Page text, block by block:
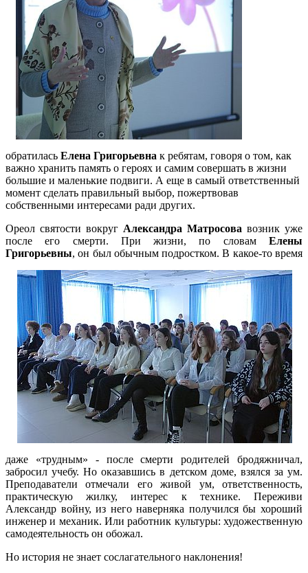
обратилась Елена Григорьевна к ребятам, говоря о том, как
важно хранить память о героях и самим совершать в жизни
большие и маленькие подвиги. А еще в самый ответственный
момент сделать правильный выбор, пожертвовав
собственными интересами ради других.
Ореол святости вокруг Александра Матросова возник уже
после его смерти. При жизни, по словам Елены
Григорьевны, он былобычным подростком. В какое-то время
даже «трудным» - после смерти родителей бродяжничал,
забросил учебу. Но оказавшись в детском доме, взялся за ум.
Преподаватели отмечали его живой ум, ответственность,
практическую жилку, интерес к технике. Переживи
Александр войну, из него наверняка получился бы хороший
инженер и механик. Или работник культуры: художественную
самодеятельность он обожал.
Но история не знает сослагательного наклонения!